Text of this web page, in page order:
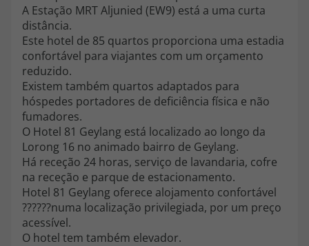
A Estação MRT Aljunied (EW9) está a uma curta
distância.
Este hotel de 85 quartos proporciona uma estadia
confortável para viajantes com um orçamento
reduzido.
Existem também quartos adaptados para
hóspedes portadores de deficiência física e não
fumadores.
O Hotel 81 Geylang está localizado ao longo da
Lorong 16 no animado bairro de Geylang.
Há receção 24 horas, serviço de lavandaria, cofre
na receção e parque de estacionamento.
Hotel 81 Geylang oferece alojamento confortável
??????numa localização privilegiada, por um preço
acessível.
O hotel tem também elevador.